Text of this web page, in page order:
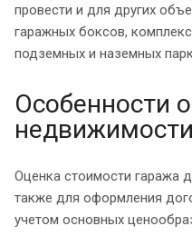
провести и для других
гаражных боксов,
подземных и наземных
Особенности
Оценка стоимости гаража
также для оформления
учетом основных